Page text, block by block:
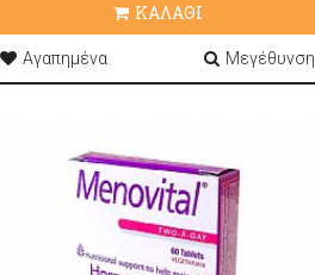
ΚΑΛΑΘΙ
Αγαπημένα Μεγέθυνση